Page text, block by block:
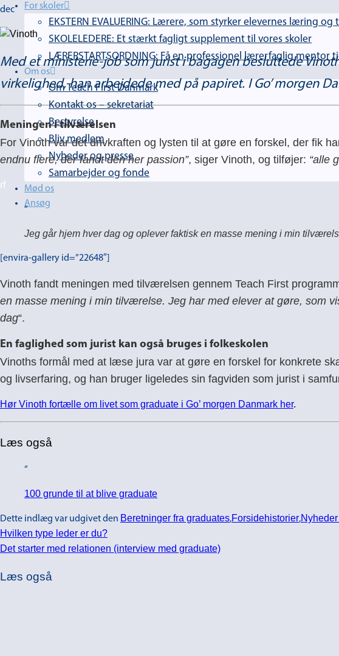
For skoler
EKSTERN EVALUERING: Lærere, som styrker elevernes læring og
SKOLELEDERE: Et stærkt fagligt supplement til vores skoler
LÆRERSTARTSORDNING: Få en professionel lærerfaglig mentor
Om os
Om Teach First Danmark
Kontakt os – sekretariat
Bestyrelse
Bliv medlem
Nyheder og presse
Samarbejder og fonde
Mød os
Ansøg
dec
Med et ministerie-job som jurist i bagagen besluttede
virkelighed, han arbejdede med på papiret. I Go’ morgen
Meningen i tilværelsen
For Vinoth var det drivkraften og lysten til at gøre en forskel, der fik
endnu flere, der fandt den her passion”, siger Vinoth, og tilføjer: “alle
rf
Jeg går hjem hver dag og oplever faktisk en masse mening i min
[envira-gallery id=”22648″]
Vinoth fandt meningen med tilværelsen gennem Teach First
en masse mening i min tilværelse. Jeg har med elever at gøre, som
dag“.
En faglighed som jurist kan også bruges i folkeskolen
Vinoths formål med at læse jura var at gøre en forskel for konkrete
og livserfaring, og han bruger ligeledes sin fagviden som jurist i
Hør Vinoth fortælle om livet som graduate i Go’ morgen Danmark her.
Læs også
100 grunde til at blive graduate
Dette indlæg var udgivet den Beretninger fra graduates,Forsidehistorier,
Hvilken type leder er du?
Det starter med relationen (interview med graduate)
Læs også